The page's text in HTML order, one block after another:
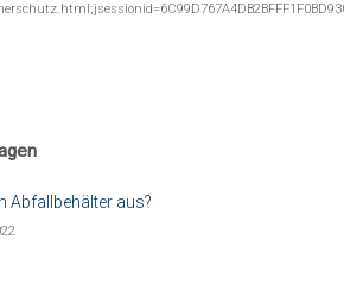
Abfallbehälter aus?